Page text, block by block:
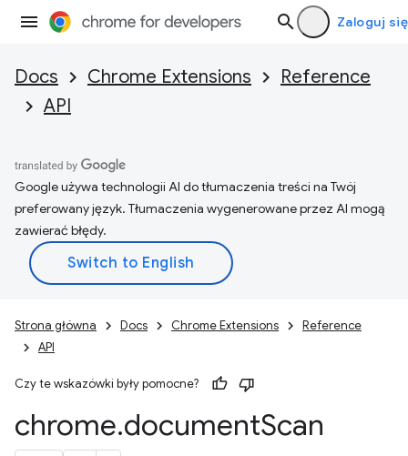
Zaloguj się
Docs Chrome Extensions
Reference
API
Google używa technologii AI do tłumaczenia treści na Twój
preferowany język. Tłumaczenia wygenerowane przez AI mogą
zawierać błędy.
Strona główna Docs Chrome Extensions
Reference
API
Czy te wskazówki były pomocne?
chrome.documentScan